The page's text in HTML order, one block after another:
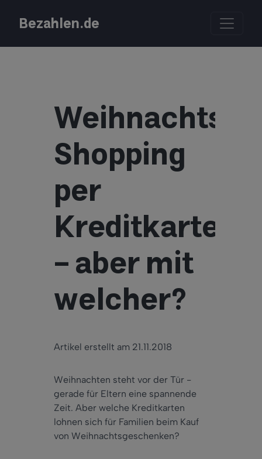
Bezahlen.de
Weihnachts-
Shopping
per
Kreditkarte
– aber mit
welcher?
Artikel erstellt am 21.11.2018
Weihnachten steht vor der Tür -
gerade für Eltern eine spannende
Zeit. Aber welche Kreditkarten
lohnen sich für Familien beim Kauf
von Weihnachtsgeschenken?